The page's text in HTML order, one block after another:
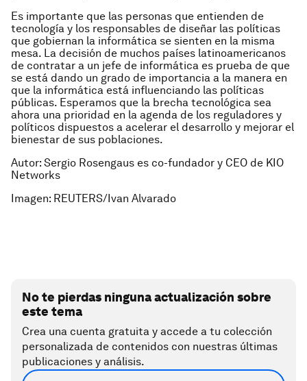
Es importante que las personas que entienden de
tecnología y los responsables de diseñar las políticas
que gobiernan la informática se sienten en la misma
mesa. La decisión de muchos países latinoamericanos
de contratar a un jefe de informática es prueba de que
se está dando un grado de importancia a la manera en
que la informática está influenciando las políticas
públicas. Esperamos que la brecha tecnológica sea
ahora una prioridad en la agenda de los reguladores y
políticos dispuestos a acelerar el desarrollo y mejorar el
bienestar de sus poblaciones.
Autor: Sergio Rosengaus es co-fundador y CEO de KIO
Networks
Imagen: REUTERS/Ivan Alvarado
No te pierdas ninguna actualización sobre
este tema
Crea una cuenta gratuita y accede a tu colección
personalizada de contenidos con nuestras últimas
publicaciones y análisis.